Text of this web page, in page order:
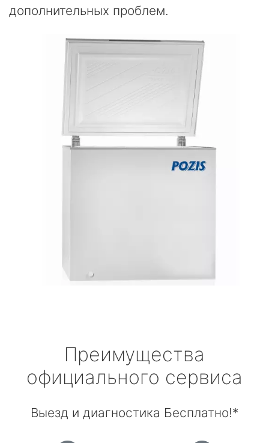
дополнительных проблем.
Преимущества
официального сервиса
Выезд и диагностика Бесплатно!*